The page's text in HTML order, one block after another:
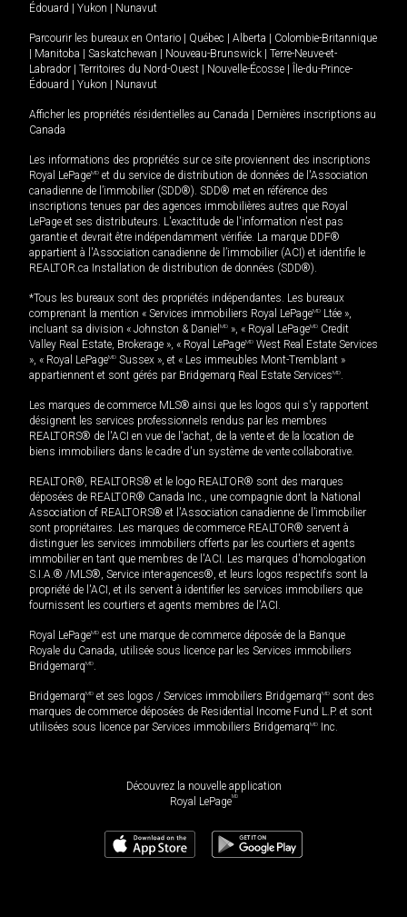
Édouard
Yukon Nunavut
Parcourir les bureaux en Ontario Québec Alberta
Colombie-Britannique
Manitoba Saskatchewan Nouveau-Brunswick
Terre-Neuve-et-
Labrador
Territoires du Nord-Ouest Nouvelle-Écosse
Île-du-Prince-
Édouard
Yukon Nunavut
Afficher les propriétés résidentielles au Canada
Dernières inscriptions au
Canada
Les informations des propriétés sur ce site proviennent des inscriptions
Royal LePageMD et du service de distribution de données de l'Association
canadienne de l’immobilier (SDD®). SDD® met en référence des
inscriptions tenues par des agences immobilières autres que Royal
LePage et ses distributeurs. L'exactitude de l'information n'est pas
garantie et devrait être indépendamment vérifiée. La marque DDF®
appartient à l'Association canadienne de l’immobilier (ACI) et identifie le
REALTOR.ca Installation de distribution de données (SDD®).
*Tous les bureaux sont des propriétés indépendantes. Les bureaux
comprenant la mention « Services immobiliers Royal LePageMD Ltée »,
incluant sa division « Johnston & Daniel MD », « Royal LePageMD Credit
Valley Real Estate, Brokerage », « Royal LePageMD West Real Estate Services
», « Royal LePageMD Sussex », et « Les immeubles Mont-Tremblant »
appartiennent et sont gérés par Bridgemarq Real Estate ServicesMD.
Les marques de commerce MLS® ainsi que les logos qui s'y rapportent
désignent les services professionnels rendus par les membres
REALTORS® de l'ACI en vue de l'achat, de la vente et de la location de
biens immobiliers dans le cadre d'un système de vente collaborative.
REALTOR®, REALTORS® et le logo REALTOR® sont des marques
déposées de REALTOR® Canada Inc., une compagnie dont la National
Association of REALTORS® et l'Association canadienne de l’immobilier
sont propriétaires. Les marques de commerce REALTOR® servent à
distinguer les services immobiliers offerts par les courtiers et agents
immobilier en tant que membres de l'ACI. Les marques d'homologation
S.I.A.® /MLS®, Service inter-agences®, et leurs logos respectifs sont la
propriété de l'ACI, et ils servent à identifier les services immobiliers que
fournissent les courtiers et agents membres de l'ACI.
Royal LePageMD est une marque de commerce déposée de la Banque
Royale du Canada, utilisée sous licence par les Services immobiliers
BridgemarqMD.
BridgemarqMD et ses logos / Services immobiliers BridgemarqMD sont des
marques de commerce déposées de Residential Income Fund L.P. et sont
utilisées sous licence par Services immobiliers BridgemarqMD Inc.
Découvrez la nouvelle application
Royal LePageMD